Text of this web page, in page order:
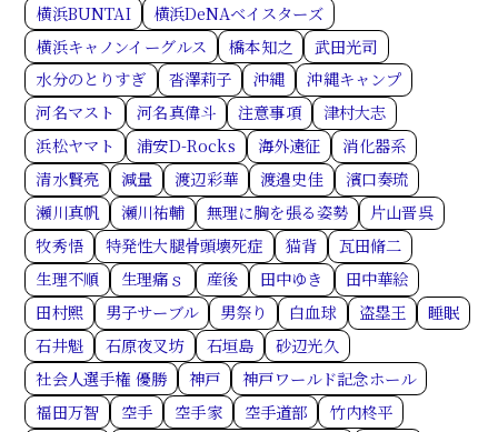
横浜BUNTAI
横浜DeNAベイスターズ
横浜キャノンイーグルス
橋本知之
武田光司
水分のとりすぎ
沓澤莉子 沖縄
沖縄キャンプ
河名マスト
河名真偉斗 注意事項
津村大志
浜松ヤマト
浦安D-Rocks 海外遠征
消化器系
清水賢亮
減量 渡辺彩華 渡邉史佳
濱口奏琉
瀬川真帆
瀬川祐輔 無理に胸を張る姿勢
片山晋呉
牧秀悟
特発性大腿骨頭壊死症 猫背
瓦田脩二
生理不順
生理痛ｓ 産後 田中ゆき
田中華絵
田村熙
男子サーブル 男祭り 白血球 盗塁王
睡眠
石井魁
石原夜叉坊 石垣島
砂辺光久
社会人選手権 優勝
神戸
神戸ワールド記念ホール
福田万智
空手 空手家 空手道部
竹内柊平